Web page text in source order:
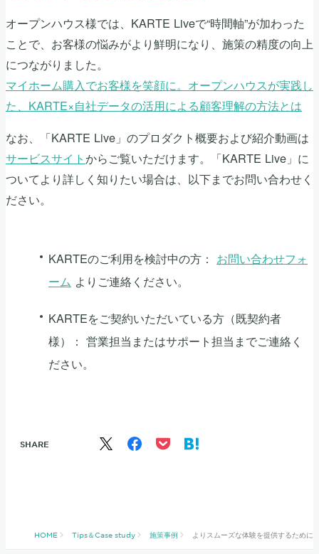
オープンハウス様では、KARTE Liveで“時間軸”が加わった
ことで、お客様の悩みがより鮮明になり、施策の精度の向上
につながりました。
マイホーム購入でお客様を笑顔に。オープンハウスが実践し
た、KARTE×自社データの活用による顧客理解の方法とは
なお、「KARTE Live」のプロダクト概要および紹介動画は
サービスサイトからご覧いただけます。「KARTE Live」に
ついてより詳しく知りたい場合は、以下までお問い合わせく
ださい。
KARTEのご利用を検討中の方： お問い合わせフォ
ーム よりご連絡ください。
KARTEをご契約いただいている方（既契約者
様）： 営業担当またはサポート担当までご連絡く
ださい。
SHARE
HOME Tips＆Case study 施策事例 よりスムーズな体験を提供するため